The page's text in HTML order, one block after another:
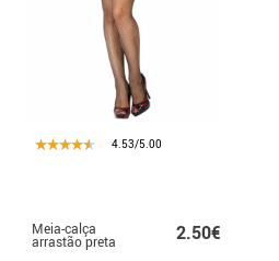
4.53/5.00
Meia-calça
arrastão preta 2.50€